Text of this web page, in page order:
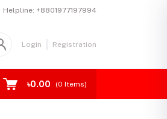
Helpline: +8801977197994
Login Registration
৳0.00 (0 Items)